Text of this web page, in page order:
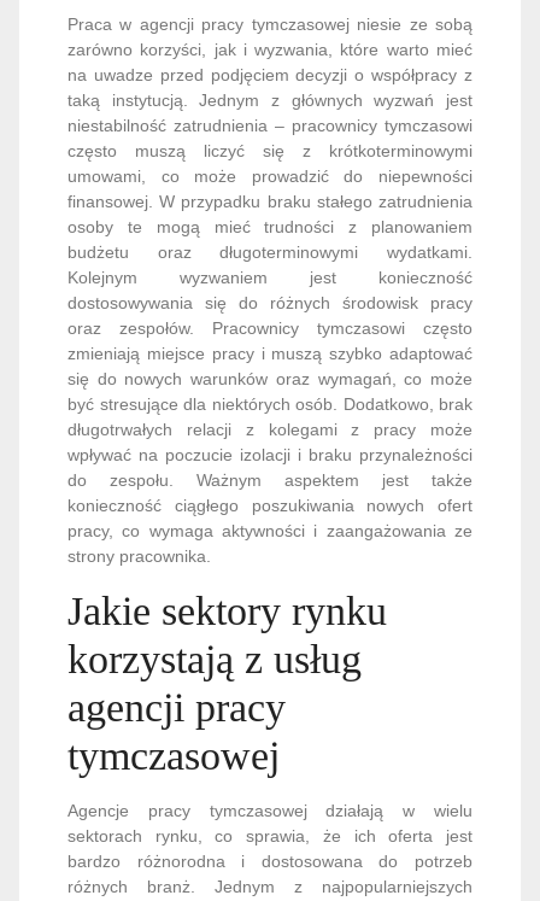
Praca w agencji pracy tymczasowej niesie ze sobą
zarówno korzyści, jak i wyzwania, które warto mieć
na uwadze przed podjęciem decyzji o współpracy z
taką instytucją. Jednym z głównych wyzwań jest
niestabilność zatrudnienia – pracownicy tymczasowi
często muszą liczyć się z krótkoterminowymi
umowami, co może prowadzić do niepewności
finansowej. W przypadku braku stałego zatrudnienia
osoby te mogą mieć trudności z planowaniem
budżetu oraz długoterminowymi wydatkami.
Kolejnym wyzwaniem jest konieczność
dostosowywania się do różnych środowisk pracy
oraz zespołów. Pracownicy tymczasowi często
zmieniają miejsce pracy i muszą szybko adaptować
się do nowych warunków oraz wymagań, co może
być stresujące dla niektórych osób. Dodatkowo, brak
długotrwałych relacji z kolegami z pracy może
wpływać na poczucie izolacji i braku przynależności
do zespołu. Ważnym aspektem jest także
konieczność ciągłego poszukiwania nowych ofert
pracy, co wymaga aktywności i zaangażowania ze
strony pracownika.
Jakie sektory rynku
korzystają z usług
agencji pracy
tymczasowej
Agencje pracy tymczasowej działają w wielu
sektorach rynku, co sprawia, że ich oferta jest
bardzo różnorodna i dostosowana do potrzeb
różnych branż. Jednym z najpopularniejszych